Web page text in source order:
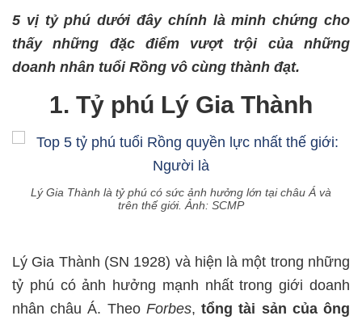
5 vị tỷ phú dưới đây chính là minh chứng cho
thấy những đặc điểm vượt trội của những
doanh nhân tuổi Rồng vô cùng thành đạt.
1. Tỷ phú Lý Gia Thành
Lý Gia Thành là tỷ phú có sức ảnh hưởng lớn tại châu Á và
trên thế giới. Ảnh: SCMP
Lý Gia Thành (SN 1928) và hiện là một trong những
tỷ phú có ảnh hưởng mạnh nhất trong giới doanh
nhân châu Á. Theo Forbes,tổng tài sản của ông